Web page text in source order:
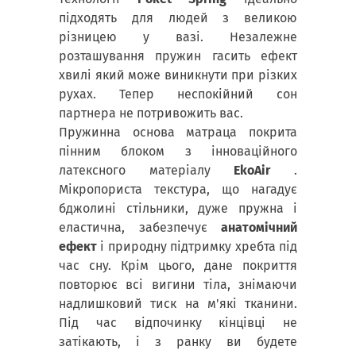
підходять для людей з великою
різницею у вазі. Незалежне
розташування пружин гасить ефект
хвилі який може виникнути при різких
рухах. Тепер неспокійний сон
партнера не потривожить вас.
Пружинна основа матраца покрита
пінним блоком з інноваційного
латексного матеріалу EkoAir .
Мікропориста текстура, що нагадує
бджолині стільники, дуже пружна і
еластична, забезпечує анатомічний
ефект і природну підтримку хребта під
час сну. Крім цього, дане покриття
повторює всі вигини тіла, знімаючи
надлишковий тиск на м'які тканини.
Під час відпочинку кінцівці не
затікають, і з ранку ви будете